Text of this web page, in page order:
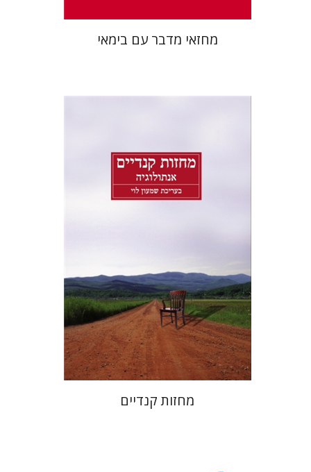
מחזאי מדבר עם בימאי
שמעון לוי
הנחת אתר ספר מודפס
$28
מחזות קנדיים